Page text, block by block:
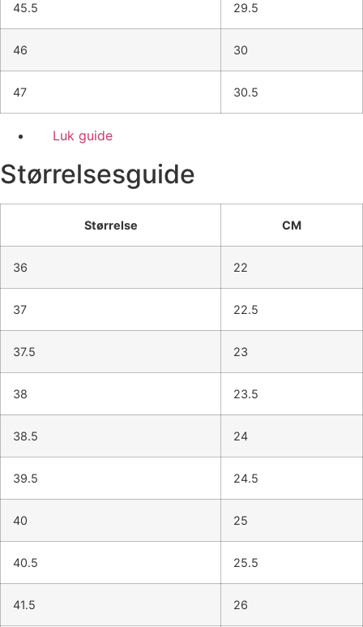
45.5 29.5
46 30
47 30.5
Luk guide
Størrelsesguide
Størrelse CM
36 22
37 22.5
37.5 23
38 23.5
38.5 24
39.5 24.5
40 25
40.5 25.5
41.5 26